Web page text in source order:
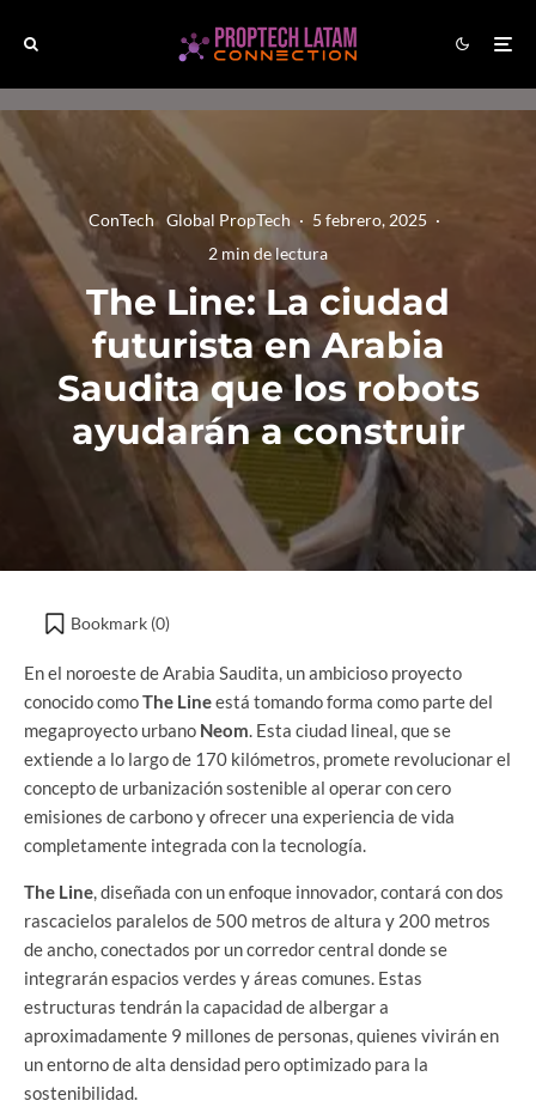
ConTech Global PropTech · 5 febrero, 2025 ·
2 min de lectura
The Line: La ciudad
futurista en Arabia
Saudita que los robots
ayudarán a construir
Bookmark (0)
En el noroeste de Arabia Saudita, un ambicioso proyecto
conocido comoThe Lineestá tomando forma como parte del
megaproyecto urbano Neom. Esta ciudad lineal, que se
extiende a lo largo de 170 kilómetros, promete revolucionar el
concepto de urbanización sostenible al operar con cero
emisiones de carbono y ofrecer una experiencia de vida
completamente integrada con la tecnología.
The Line, diseñada con un enfoque innovador, contará con dos
rascacielos paralelos de 500 metros de altura y 200 metros
de ancho, conectados por un corredor central donde se
integrarán espacios verdes y áreas comunes. Estas
estructuras tendrán la capacidad de albergar a
aproximadamente 9 millones de personas, quienes vivirán en
un entorno de alta densidad pero optimizado para la
sostenibilidad.